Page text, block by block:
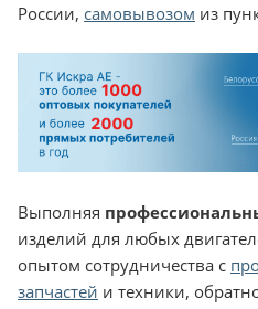
России, самовывозом из
Выполняя
изделий для любых
опытом сотрудничества с
запчастей и техники,